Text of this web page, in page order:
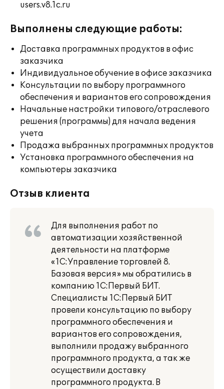
users.v8.1c.ru
Выполнены следующие работы:
Доставка программных продуктов в офис
заказчика
Индивидуальное обучение в офисе заказчика
Консультации по выбору программного
обеспечения и вариантов его сопровождения
Начальные настройки типового/отраслевого
решения (программы) для начала ведения
учета
Продажа выбранных программных продуктов
Установка программного обеспечения на
компьютеры заказчика
Отзыв клиента
Для выполнения работ по
автоматизации хозяйственной
деятельности на платформе
«1С:Управление торговлей 8.
Базовая версия» мы обратились в
компанию 1С:Первый БИТ.
Специалисты 1С:Первый БИТ
провели консультацию по выбору
программного обеспечения и
вариантов его сопровождения,
выполнили продажу выбранного
программного продукта, а так же
осуществили доставку
программного продукта. В